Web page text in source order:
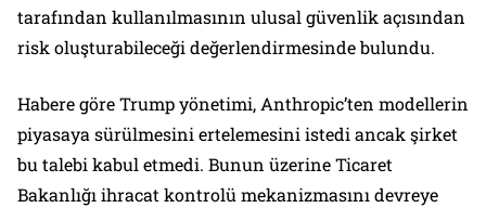
tarafından kullanılmasının ulusal güvenlik açısından
risk oluşturabileceği değerlendirmesinde bulundu.
Habere göre Trump yönetimi, Anthropic’ten modellerin
piyasaya sürülmesini ertelemesini istedi ancak şirket
bu talebi kabul etmedi. Bunun üzerine Ticaret
Bakanlığı ihracat kontrolü mekanizmasını devreye